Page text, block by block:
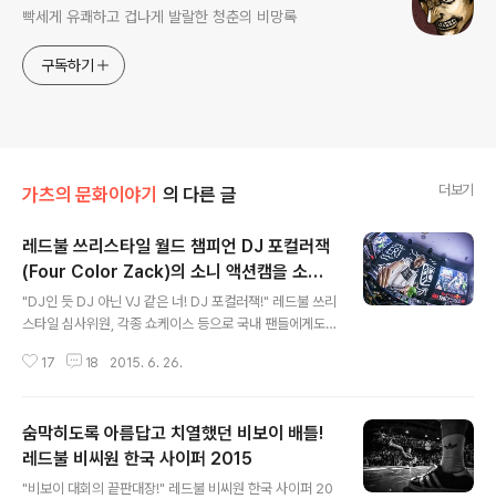
빡세게 유쾌하고 겁나게 발랄한 청춘의 비망록
구독하기
가츠의 문화이야기 의 다른 글 더보기
레드불 쓰리스타일 월드 챔피언 DJ 포컬러잭
(Four Color Zack)의 소니 액션캠을 소개
합니다!
"DJ인 듯 DJ 아닌 VJ 같은 너! DJ 포컬러잭!" 레드불 쓰리
스타일 심사위원, 각종 쇼케이스 등으로 국내 팬들에게도
ck)은 레드불 쓰리스타일 2012 월드 챔피언이자 MTV가
를 만나든 무엇을 먹든 소니 액션캠을 통해 자신의 일상을
빠짐없이 기록하고 있다. 덕분에 지난 한 달 동안 태국, 한
국, 중국, 대만 등 아시아 투어를 하며 종횡무진한 그의 일
17 18 2015. 6. 26.
숨막히도록 아름답고 치열했던 비보이 배틀!
레드불 비씨원 한국 사이퍼 2015
"비보이 대회의 끝판대장!" 레드불 비씨원 한국 사이퍼 20